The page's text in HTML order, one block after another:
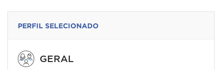
PERFIL SELECIONADO
GERAL